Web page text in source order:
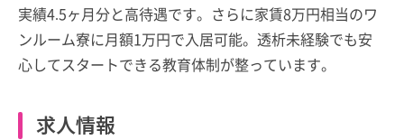
実績4.5ヶ月分と高待遇です。さらに家賃8万円相当のワ
ンルーム寮に月額1万円で入居可能。透析未経験でも安
心してスタートできる教育体制が整っています。
求人情報